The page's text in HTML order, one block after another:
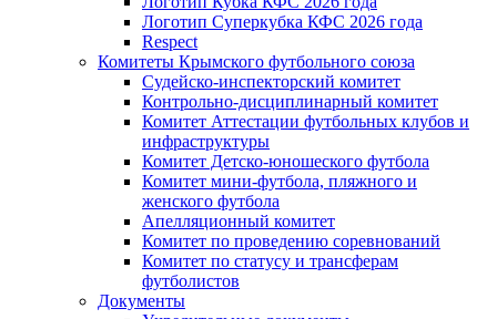
Логотип Суперкубка КФС 2026 года
Respect
Комитеты Крымского футбольного союза
Судейско-инспекторский комитет
Контрольно-дисциплинарный комитет
Комитет Аттестации футбольных клубов и
инфраструктуры
Комитет Детско-юношеского футбола
Комитет мини-футбола, пляжного и
женского футбола
Апелляционный комитет
Комитет по проведению соревнований
Комитет по статусу и трансферам
футболистов
Документы